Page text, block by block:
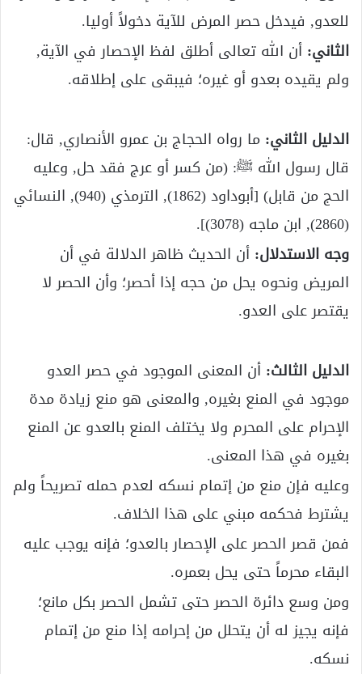
للعدو, فيدخل حصر المرض للآية دخولاً أوليا.
الثاني: أن الله تعالى أطلق لفظ الإحصار في الآية,
ولم يقيده بعدو أو غيره؛ فيبقى على إطلاقه.
الدليل الثاني: ما رواه الحجاج بن عمرو الأنصاري, قال:
قال رسول الله ﷺ: (من كسر أو عرج فقد حل, وعليه
الحج من قابل) [أبوداود (1862), الترمذي (940), النسائي
(2860), ابن ماجه (3078)].
وجه الاستدلال: أن الحديث ظاهر الدلالة في أن
المريض ونحوه يحل من حجه إذا أحصر؛ وأن الحصر لا
يقتصر على العدو.
الدليل الثالث: أن المعنى الموجود في حصر العدو
موجود في المنع بغيره, والمعنى هو منع زيادة مدة
الإحرام على المحرم ولا يختلف المنع بالعدو عن المنع
بغيره في هذا المعنى.
وعليه فإن منع من إتمام نسكه لعدم حمله تصريحاً ولم
يشترط فحكمه مبني على هذا الخلاف.
فمن قصر الحصر على الإحصار بالعدو؛ فإنه يوجب عليه
البقاء محرماً حتى يحل بعمره.
ومن وسع دائرة الحصر حتى تشمل الحصر بكل مانع؛
فإنه يجيز له أن يتحلل من إحرامه إذا منع من إتمام
نسكه.